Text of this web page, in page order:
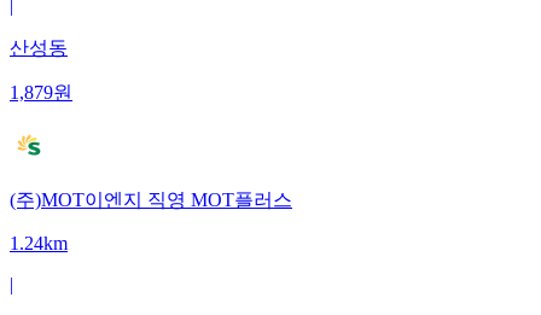
|
산성동
1,879원
(주)MOT이엔지 직영 MOT플러스
1.24km
|